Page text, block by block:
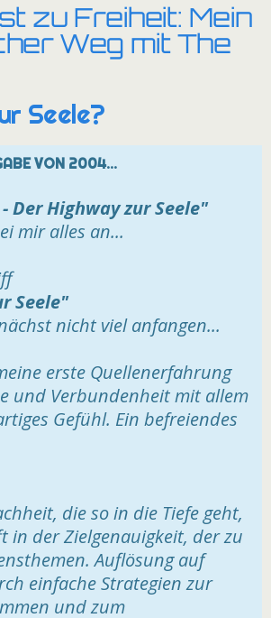
zu Freiheit: Mein
Weg mit The
Seele?
VON 2004...
Der Highway zur Seele"
mir alles an...
Seele"
nicht viel anfangen...
erste Quellenerfahrung
und Verbundenheit mit allem
Gefühl. Ein befreiendes
die so in die Tiefe geht,
in der Zielgenauigkeit, der zu
Auflösung auf
einfache Strategien zur
und zum